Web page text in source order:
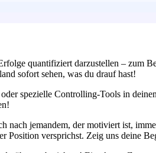
quantifiziert darzustellen – zum
sofort sehen, was du drauf hast!
spezielle Controlling-Tools in
nach jemandem, der motiviert ist,
versprichst. Zeig uns deine